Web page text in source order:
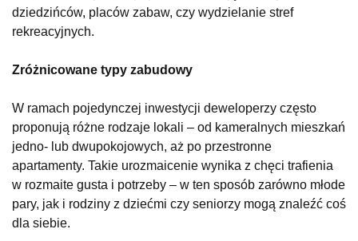
dziedzińców, placów zabaw, czy wydzielanie stref
rekreacyjnych.
Zróżnicowane typy zabudowy
W ramach pojedynczej inwestycji deweloperzy często
proponują różne rodzaje lokali – od kameralnych mieszkań
jedno- lub dwupokojowych, aż po przestronne
apartamenty. Takie urozmaicenie wynika z chęci trafienia
w rozmaite gusta i potrzeby – w ten sposób zarówno młode
pary, jak i rodziny z dziećmi czy seniorzy mogą znaleźć coś
dla siebie.